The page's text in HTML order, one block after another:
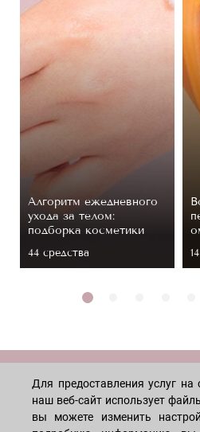
Алгоритм ежедневного
ухода за телом:
подборка косметики
44 средствa
МАГАЗИН
Лицо
Для предоставления услуг
наш веб-сайт использует
вы можете изменить